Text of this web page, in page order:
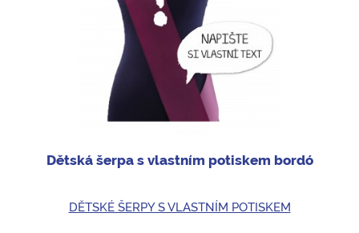
Dětská šerpa s vlastním potiskem bordó
DĚTSKÉ ŠERPY S VLASTNÍM POTISKEM